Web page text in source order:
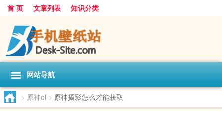
首 页 文章列表 知识分类
网站导航
> 原神ol > 原神摄影怎么才能获取